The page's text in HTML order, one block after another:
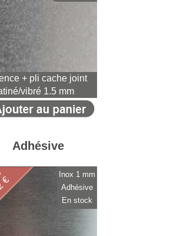
+ pli cache joint
vibré 1.5 mm
Adhésive
€
Inox 1 mm
Adhésive
En stock